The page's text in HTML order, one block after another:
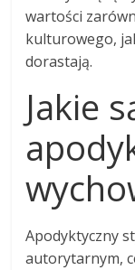
wartości
kulturowego,
dorastają.
Jakie
Apodyktyczny
autorytarnym,